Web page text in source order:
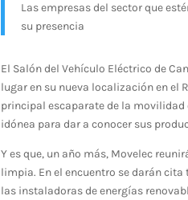
Las empresas del sector que
su presencia
El Salón del Vehículo Eléctrico de
lugar en su nueva localización en el
principal escaparate de la movilidad
idónea para dar a conocer sus
Y es que, un año más, Movelec
limpia. En el encuentro se darán
las instaladoras de energías